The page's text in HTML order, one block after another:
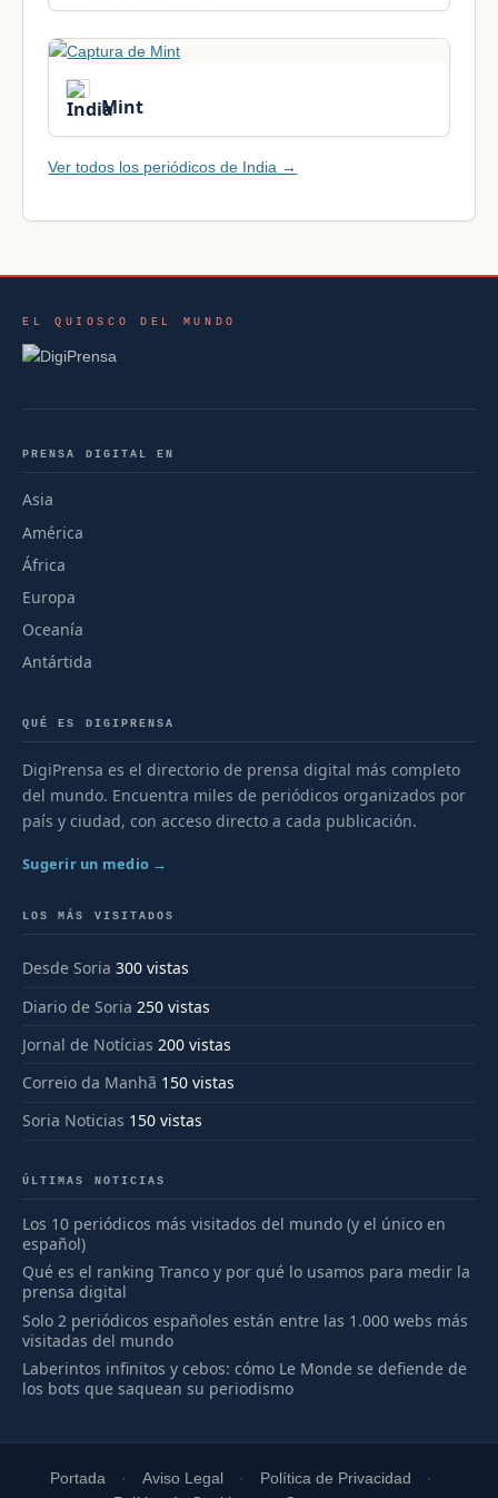
Mint
Ver todos los periódicos de India →
EL QUIOSCO DEL MUNDO
PRENSA DIGITAL EN
Asia
América
África
Europa
Oceanía
Antártida
QUÉ ES DIGIPRENSA
DigiPrensa es el directorio de prensa digital más completo
del mundo. Encuentra miles de periódicos organizados por
país y ciudad, con acceso directo a cada publicación.
Sugerir un medio →
LOS MÁS VISITADOS
Desde Soria 300 vistas
Diario de Soria 250 vistas
Jornal de Notícias 200 vistas
Correio da Manhã 150 vistas
Soria Noticias 150 vistas
ÚLTIMAS NOTICIAS
Los 10 periódicos más visitados del mundo (y el único en
español)
Qué es el ranking Tranco y por qué lo usamos para medir la
prensa digital
Solo 2 periódicos españoles están entre las 1.000 webs más
visitadas del mundo
Laberintos infinitos y cebos: cómo Le Monde se defiende de
los bots que saquean su periodismo
Portada Aviso Legal
Política de Privacidad